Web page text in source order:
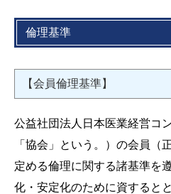
倫理基準
【会員倫理基準】
公益社団法人日本医業経営コ
「協会」という。）の会員（
定める倫理に関する諸基準を
化・安定化のために資すると